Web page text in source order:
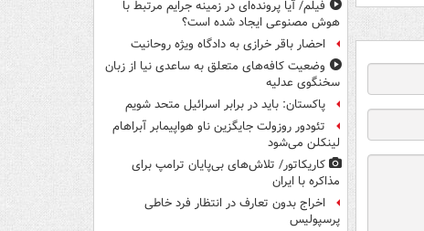
فیلم/ آیا پرونده‌ای در زمینه جرایم مرتبط با
هوش مصنوعی ایجاد شده است؟
احضار باقر خرازی به دادگاه ویژه روحانیت
وضعیت کافه‌های متعلق به ساعدی نیا از زبان
سخنگوی عدلیه
پاکستان: باید در برابر اسرائیل متحد شویم
تئودور روزولت جایگزین ناو هواپیمابر آبراهام
لینکلن می‌شود
کاریکاتور/ تلاش‌های بی‌پایان ترامپ برای
مذاکره با ایران
اخراج بدون تعارف در انتظار فرد خاطی
پرسپولیس